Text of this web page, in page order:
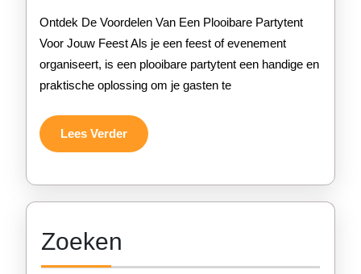
van
een
Jouw
Ontdek De Voordelen Van Een Plooibare Partytent
Voor Jouw Feest Als je een feest of evenement
organiseert, is een plooibare partytent een handige en
praktische oplossing om je gasten te
Lees VerderLees
Verder
Zoeken